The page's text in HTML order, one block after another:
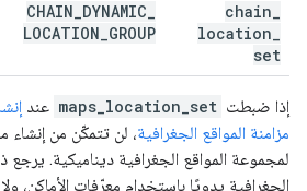
chain
location
set
CHAIN DYNAMIC
LOCATION GROUP
إذا ضبطت maps_location_set عند
مزامنة المواقع الجغرافية، لن تتمكّن من
لمجموعة المواقع الجغرافية ديناميكية.
الجغرافية يدويًا باستخدام معرّفات الأماكن،